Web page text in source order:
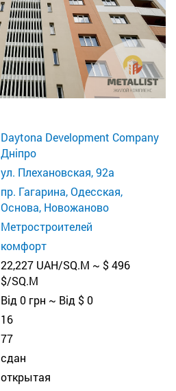
Daytona Development Company
Дніпро
ул. Плехановская, 92а
пр. Гагарина, Одесская,
Основа, Новожаново
Метростроителей
комфорт
22,227 UAH/SQ.M ~ $ 496
$/SQ.M
Від 0 грн ~ Від $ 0
16
77
сдан
открытая